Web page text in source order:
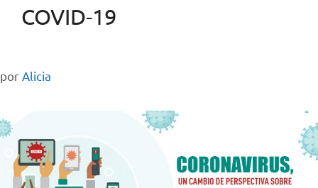
COVID-19
porAlicia